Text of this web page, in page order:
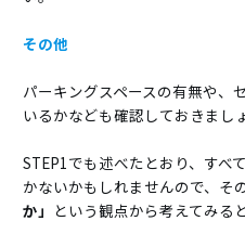
その他
パーキングスペースの有無や、
いるかなども確認しておきましょ
STEP1でも述べたとおり、すべ
かないかもしれませんので、そ
か」 という観点から考えてみる